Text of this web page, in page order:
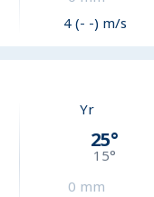
4 (- -) m/s
Yr
25°
15°
0 mm